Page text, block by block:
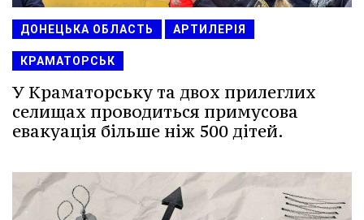
ДОНЕЦЬКА ОБЛАСТЬ АРТИЛЕРІЯ
КРАМАТОРСЬК
У Краматорську та двох прилеглих
селищах проводиться примусова
евакуація більше ніж 500 дітей.